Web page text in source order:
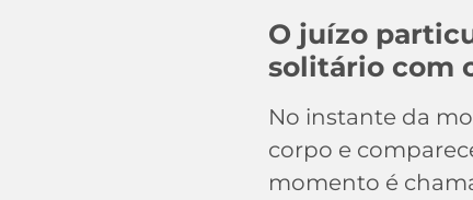
O juízo
solitário com
No instante da
corpo e
momento é